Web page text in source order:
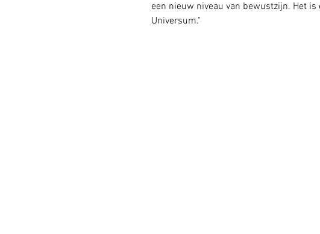
een nieuw niveau van bewustzijn. Het
Universum."